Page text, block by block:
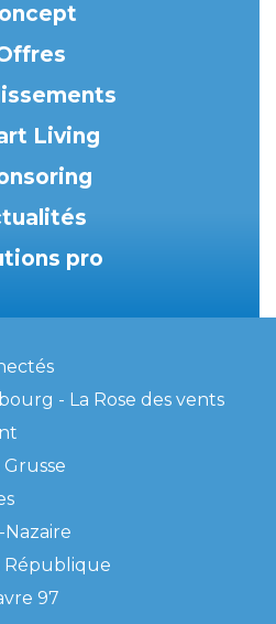
Living
pro
- La Rose des vents
République
97